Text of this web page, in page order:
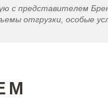
с представителем
отгрузки, особые